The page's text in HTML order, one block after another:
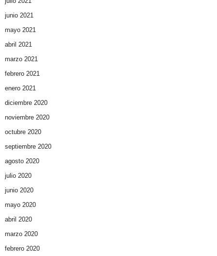
junio 2021
mayo 2021
abril 2021
marzo 2021
febrero 2021
enero 2021
diciembre 2020
noviembre 2020
octubre 2020
septiembre 2020
agosto 2020
julio 2020
junio 2020
mayo 2020
abril 2020
marzo 2020
febrero 2020